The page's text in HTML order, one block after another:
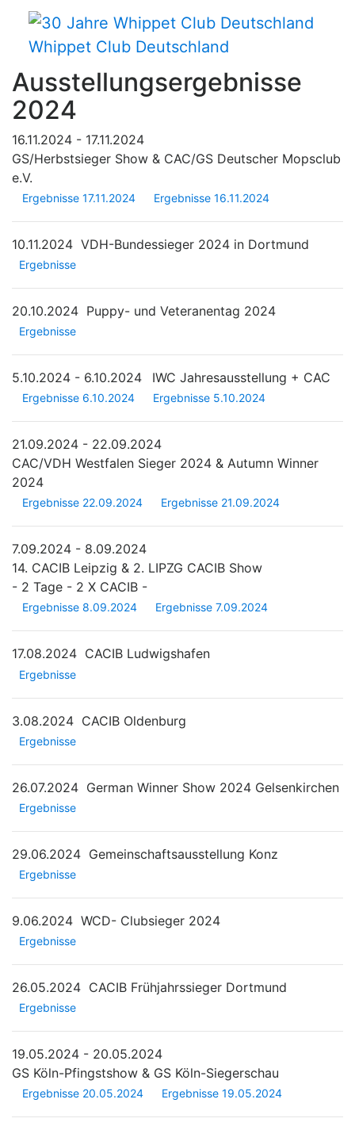
Whippet Club Deutschland
Ausstellungsergebnisse
2024
16.11.2024 - 17.11.2024
GS/Herbstsieger Show & CAC/GS Deutscher Mopsclub
e.V.
Ergebnisse 17.11.2024 Ergebnisse 16.11.2024
10.11.2024 VDH-Bundessieger 2024 in Dortmund
Ergebnisse
20.10.2024 Puppy- und Veteranentag 2024
Ergebnisse
5.10.2024 - 6.10.2024 IWC Jahresausstellung + CAC
Ergebnisse 6.10.2024 Ergebnisse 5.10.2024
21.09.2024 - 22.09.2024
CAC/VDH Westfalen Sieger 2024 & Autumn Winner
2024
Ergebnisse 22.09.2024 Ergebnisse 21.09.2024
7.09.2024 - 8.09.2024
14. CACIB Leipzig & 2. LIPZG CACIB Show
- 2 Tage - 2 X CACIB -
Ergebnisse 8.09.2024 Ergebnisse 7.09.2024
17.08.2024 CACIB Ludwigshafen
Ergebnisse
3.08.2024 CACIB Oldenburg
Ergebnisse
26.07.2024 German Winner Show 2024 Gelsenkirchen
Ergebnisse
29.06.2024 Gemeinschaftsausstellung Konz
Ergebnisse
9.06.2024 WCD- Clubsieger 2024
Ergebnisse
26.05.2024 CACIB Frühjahrssieger Dortmund
Ergebnisse
19.05.2024 - 20.05.2024
GS Köln-Pfingstshow & GS Köln-Siegerschau
Ergebnisse 20.05.2024 Ergebnisse 19.05.2024